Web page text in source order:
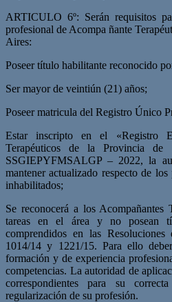
ARTICULO 6º: Serán requisitos
profesional de Acompa­ ñante
Aires:
Poseer título habilitante reconocido
Ser mayor de veintiún (21) años;
Poseer matricula del Registro Único
Estar inscripto en el «Registro
Terapéuticos de la Provincia
SSGIEPYFMSALGP – 2022, la
mantener actualizado respecto de
inhabilitados;
Se reconocerá a los Acompañantes
tareas en el área y no posean
comprendidos en las
1014/14 y 1221/15. Para ello
formación y de experiencia
competencias. La autoridad de
correspondientes para su
regularización de su profesión.